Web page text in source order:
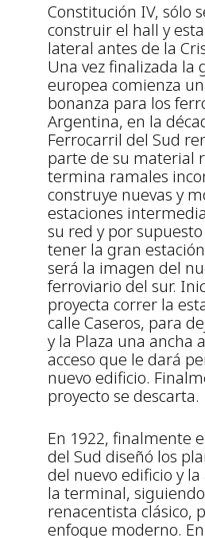
Constitución IV, sólo
construir el hall y
lateral antes de la
Una vez finalizada la
europea comienza
bonanza para los
Argentina, en la
Ferrocarril del Sud
parte de su material
termina ramales
construye nuevas y
estaciones
su red y por
tener la gran
será la imagen del
ferroviario del sur.
proyecta correr la
calle Caseros, para
y la Plaza una ancha
acceso que le dará
nuevo edificio.
proyecto se descarta.
En 1922, finalmente
del Sud diseñó los
del nuevo edificio y
la terminal,
renacentista clásico,
enfoque moderno.